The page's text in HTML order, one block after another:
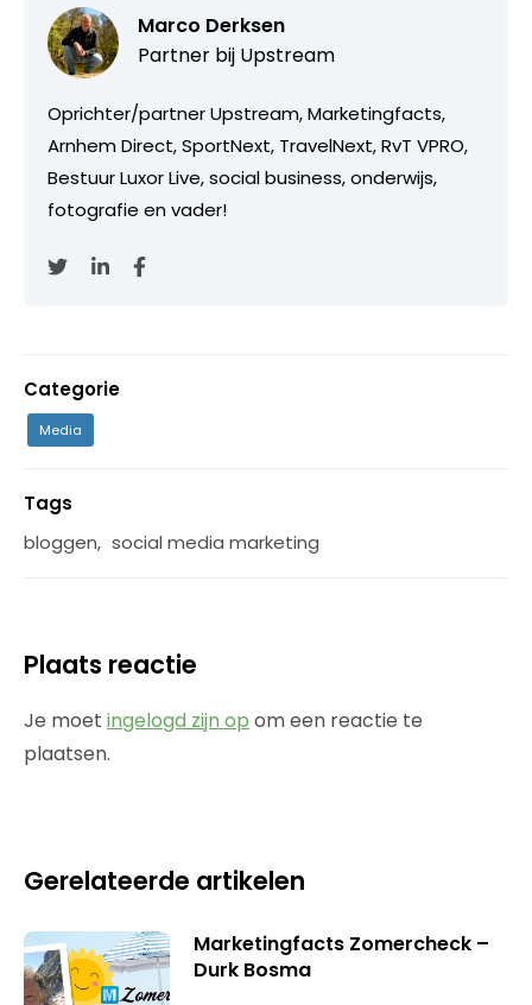
Marco Derksen
Partner bij Upstream
Oprichter/partner Upstream, Marketingfacts,
Arnhem Direct, SportNext, TravelNext, RvT VPRO,
Bestuur Luxor Live, social business, onderwijs,
fotografie en vader!
Categorie
Media
Tags
bloggen, social media marketing
Plaats reactie
Je moet ingelogd zijn op om een reactie te
plaatsen.
Gerelateerde artikelen
Marketingfacts Zomercheck –
Durk Bosma